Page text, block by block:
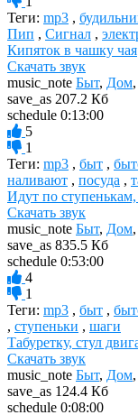
Теги: mp3 ,
Пип , Сигнал ,
Кипяток в чашку чая
Скачать звук
music_note Быт, Дом,
save_as 207.2 Кб
schedule 0:13:00
5
1
Теги: mp3 , быт ,
наливают , посуда ,
Идут по
Скачать звук
music_note Быт, Дом,
save_as 835.5 Кб
schedule 0:53:00
4
1
Теги: mp3 , быт ,
, ступеньки , шаги
Табуретку, стул
Скачать звук
music_note Быт, Дом,
save_as 124.4 Кб
schedule 0:08:00